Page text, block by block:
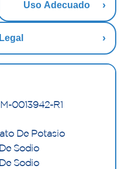
Uso Adecuado
0013942-R1
De Potasio
Sodio
Sodio